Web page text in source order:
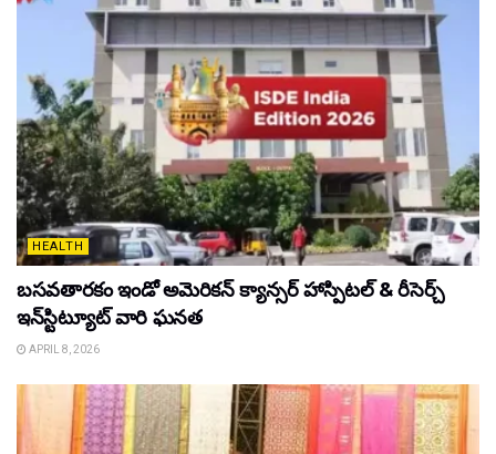
HEALTH
బసవతారకం ఇండో అమెరికన్ క్యాన్సర్ హాస్పిటల్ & రీసెర్చ్
ఇన్‌స్టిట్యూట్ వారి ఘనత
APRIL 8, 2026